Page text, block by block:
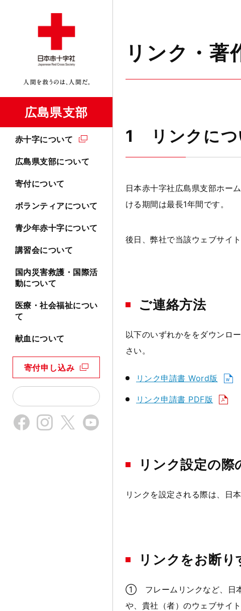
広島県支部
赤十字について
広島県支部について
寄付について
ボランティアについて
青少年赤十字について
講習会について
国内災害救護・国際活
動について
医療・社会福祉につい
て
献血について
寄付申し込み
リンク・著
1 リンクにつ
日本赤十字社広島県支部ホー
ける期間は最長1年間です。
後日、弊社で当該ウェブサイ
ご連絡方法
以下のいずれかををダウンロ
さい。
リンク申請書 Word版
リンク申請書 PDF版
リンク設定の際
リンクを設定される際は、日
リンクをお断り
① フレームリンクなど、日本
や、貴社（者）のウェブサイ